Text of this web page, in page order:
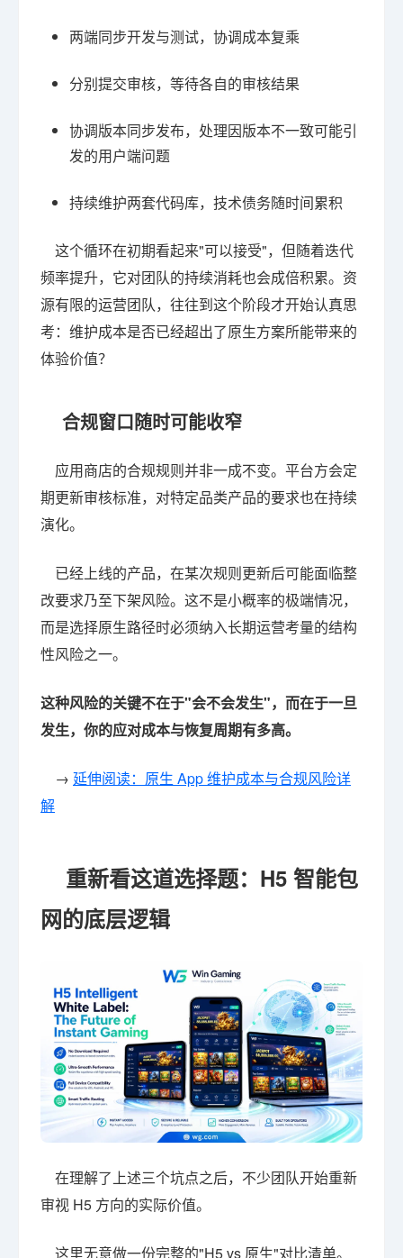
两端同步开发与测试，协调成本复乘
分别提交审核，等待各自的审核结果
协调版本同步发布，处理因版本不一致可能引
发的用户端问题
持续维护两套代码库，技术债务随时间累积
这个循环在初期看起来"可以接受"，但随着迭代
频率提升，它对团队的持续消耗也会成倍积累。资
源有限的运营团队，往往到这个阶段才开始认真思
考：维护成本是否已经超出了原生方案所能带来的
体验价值？
合规窗口随时可能收窄
应用商店的合规规则并非一成不变。平台方会定
期更新审核标准，对特定品类产品的要求也在持续
演化。
已经上线的产品，在某次规则更新后可能面临整
改要求乃至下架风险。这不是小概率的极端情况，
而是选择原生路径时必须纳入长期运营考量的结构
性风险之一。
这种风险的关键不在于"会不会发生"，而在于一旦
发生，你的应对成本与恢复周期有多高。
→ 延伸阅读：原生 App 维护成本与合规风险详
解
重新看这道选择题：H5 智能包
网的底层逻辑
在理解了上述三个坑点之后，不少团队开始重新
审视 H5 方向的实际价值。
这里无意做一份完整的"H5 vs 原生"对比清单。